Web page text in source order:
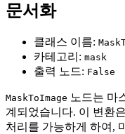
문서화
클래스 이름:
카테고리: mask
출력 노드: False
MaskToImage 노드는 마
계되었습니다. 이 변환
처리를 가능하게 하여,